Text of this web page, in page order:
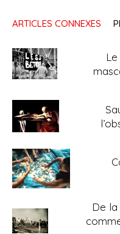
ARTICLES CONNEXES
De